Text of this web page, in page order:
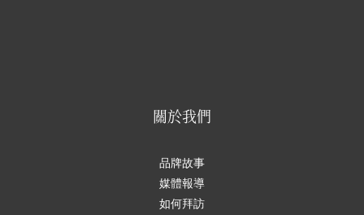
關於我們
品牌故事
媒體報導
如何拜訪